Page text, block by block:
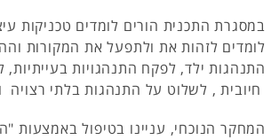
במסגרת התכנית הורים לומדים טכניקות
לומדים לזהות את ולתפעל את המקורות
התנהגות ילד, לפקח התנהגויות
חיובית , לשלוט על התנהגות בלתי רצויה
המחקר הנוכחי, עניינו בטיפול באמצעות